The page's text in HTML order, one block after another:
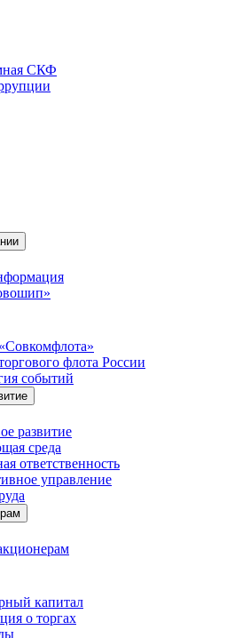
СКФ
флота России
событий
развитие
среда
ответственность
управление
капитал
о торгах